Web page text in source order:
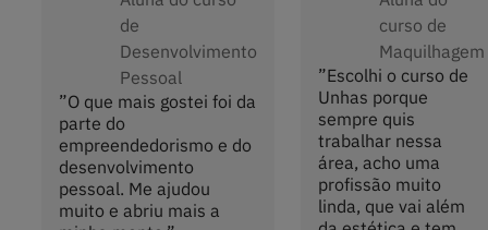
de
Desenvolvimento
Pessoal
”O que mais gostei foi da
parte do
empreendedorismo e do
desenvolvimento
pessoal. Me ajudou
muito e abriu mais a
curso de
Maquilhagem
”Escolhi o curso de
Unhas porque
sempre quis
trabalhar nessa
área, acho uma
profissão muito
linda, que vai além